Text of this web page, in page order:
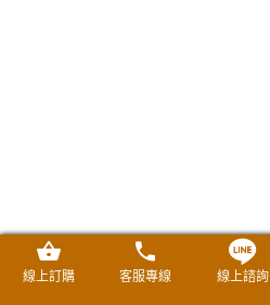
線上訂購 客服專線 線上諮詢